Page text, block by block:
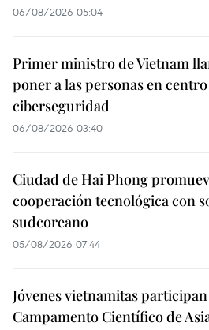
06/08/2026 05:04
Primer ministro de Vietnam
poner a las personas en
ciberseguridad
06/08/2026 03:40
Ciudad de Hai Phong
cooperación tecnológica con
sudcoreano
05/08/2026 07:44
Jóvenes vietnamitas
Campamento Científico de